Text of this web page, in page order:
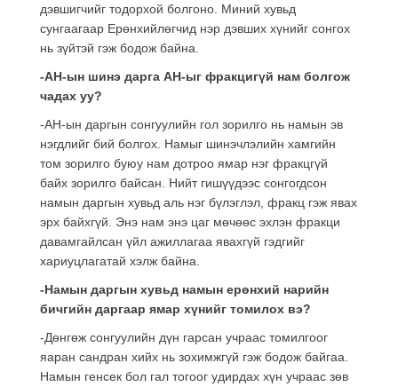
дэвшигчийг тодорхой болгоно. Миний хувьд
сунгаагаар Ерөнхийлөгчид нэр дэвших хүнийг сонгох
нь зүйтэй гэж бодож байна.
-АН-ын шинэ дарга АН-ыг фракцигүй нам болгож
чадах уу?
-АН-ын даргын сонгуулийн гол зорилго нь намын эв
нэгдлийг бий болгох. Намыг шинэчлэлийн хамгийн
том зорилго буюу нам дотроо ямар нэг фракцгүй
байх зорилго байсан. Нийт гишүүдээс сонгогдсон
намын даргын хувьд аль нэг бүлэглэл, фракц гэж явах
эрх байхгүй. Энэ нам энэ цаг мөчөөс эхлэн фракци
давамгайлсан үйл ажиллагаа явахгүй гэдгийг
хариуцлагатай хэлж байна.
-Намын даргын хувьд намын ерөнхий нарийн
бичгийн даргаар ямар хүнийг томилох вэ?
-Дөнгөж сонгуулийн дүн гарсан учраас томилгоог
яаран сандран хийх нь зохимжгүй гэж бодож байгаа.
Намын генсек бол гал тогоог удирдах хүн учраас зөв